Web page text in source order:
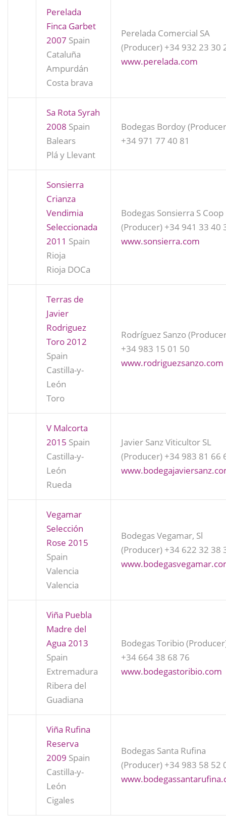
Perelada
Finca Garbet
2007 Spain
Cataluña
Ampurdán
Costa brava
Perelada Comercial SA
(Producer) +34 932 23 30
www.perelada.com
Sa Rota Syrah
2008 Spain
Balears
Plá y Llevant
Bodegas Bordoy
+34 971 77 40 81
Sonsierra
Crianza
Vendimia
Seleccionada
2011 Spain
Rioja
Rioja DOCa
Bodegas Sonsierra S Coop
(Producer) +34 941 33 40
www.sonsierra.com
Terras de
Javier
Rodriguez
Toro 2012
Spain
Castilla-y-
León
Toro
Rodríguez Sanzo
+34 983 15 01 50
www.rodriguezsanzo.com
V Malcorta
2015 Spain
Castilla-y-
León
Rueda
Javier Sanz Viticultor SL
(Producer) +34 983 81 66
Vegamar
Selección
Rose 2015
Spain
Valencia
Valencia
Bodegas Vegamar, Sl
(Producer) +34 622 32 38
Viña Puebla
Madre del
Agua 2013
Spain
Extremadura
Ribera del
Guadiana
Bodegas Toribio
+34 664 38 68 76
www.bodegastoribio.com
Viña Rufina
Reserva
2009 Spain
Castilla-y-
León
Cigales
Bodegas Santa Rufina
(Producer) +34 983 58 52